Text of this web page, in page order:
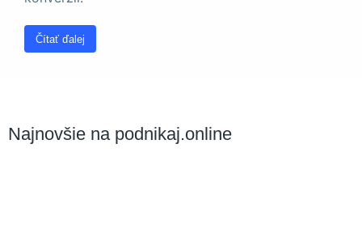
Čítať ďalej
Najnovšie na podnikaj.online